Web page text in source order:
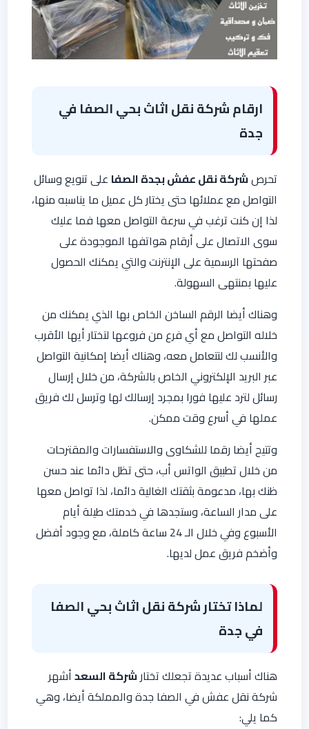
ارقام شركة نقل اثاث بحي الصفا في
جدة
تحرصشركة نقل عفش بجدة الصفا على تنويع وسائل
التواصل مع عملائها حتى يختار كل عميل ما يناسبه منها،
لذا إن كنت ترغب في سرعة التواصل معها فما عليك
سوى الاتصال على أرقام هواتفها الموجودة على
صفحتها الرسمية على الإنترنت والتي يمكنك الحصول
عليها بمنتهى السهولة.
وهناك أيضا الرقم الساخن الخاص بها الذي يمكنك من
خلاله التواصل مع أي فرع من فروعها لتختار أيها الأقرب
والأنسب لك لتتعامل معه، وهناك أيضا إمكانية التواصل
عبر البريد الإلكتروني الخاص بالشركة، من خلال إرسال
رسائل لترد عليها فورا بمجرد إرسالك لها وترسل لك فريق
عملها في أسرع وقت ممكن.
وتتيح أيضا رقما للشكاوى والاستفسارات والمقترحات
من خلال تطبيق الواتس أب، حتى تظل دائما عند حسن
ظنك بها، مدعومة بثقتك الغالية دائما، لذا تواصل معها
على مدار الساعة، وستجدها في خدمتك طيلة أيام
الأسبوع وفي خلال الـ 24 ساعة كاملة، مع وجود أفضل
وأضخم فريق عمل لديها.
لماذا تختار شركة نقل اثاث بحي الصفا
في جدة
هناك أسباب عديدة تجعلك تختارشركة السعدأشهر
شركة نقل عفش في الصفا جدة والمملكة أيضا، وهي
كما يلي: